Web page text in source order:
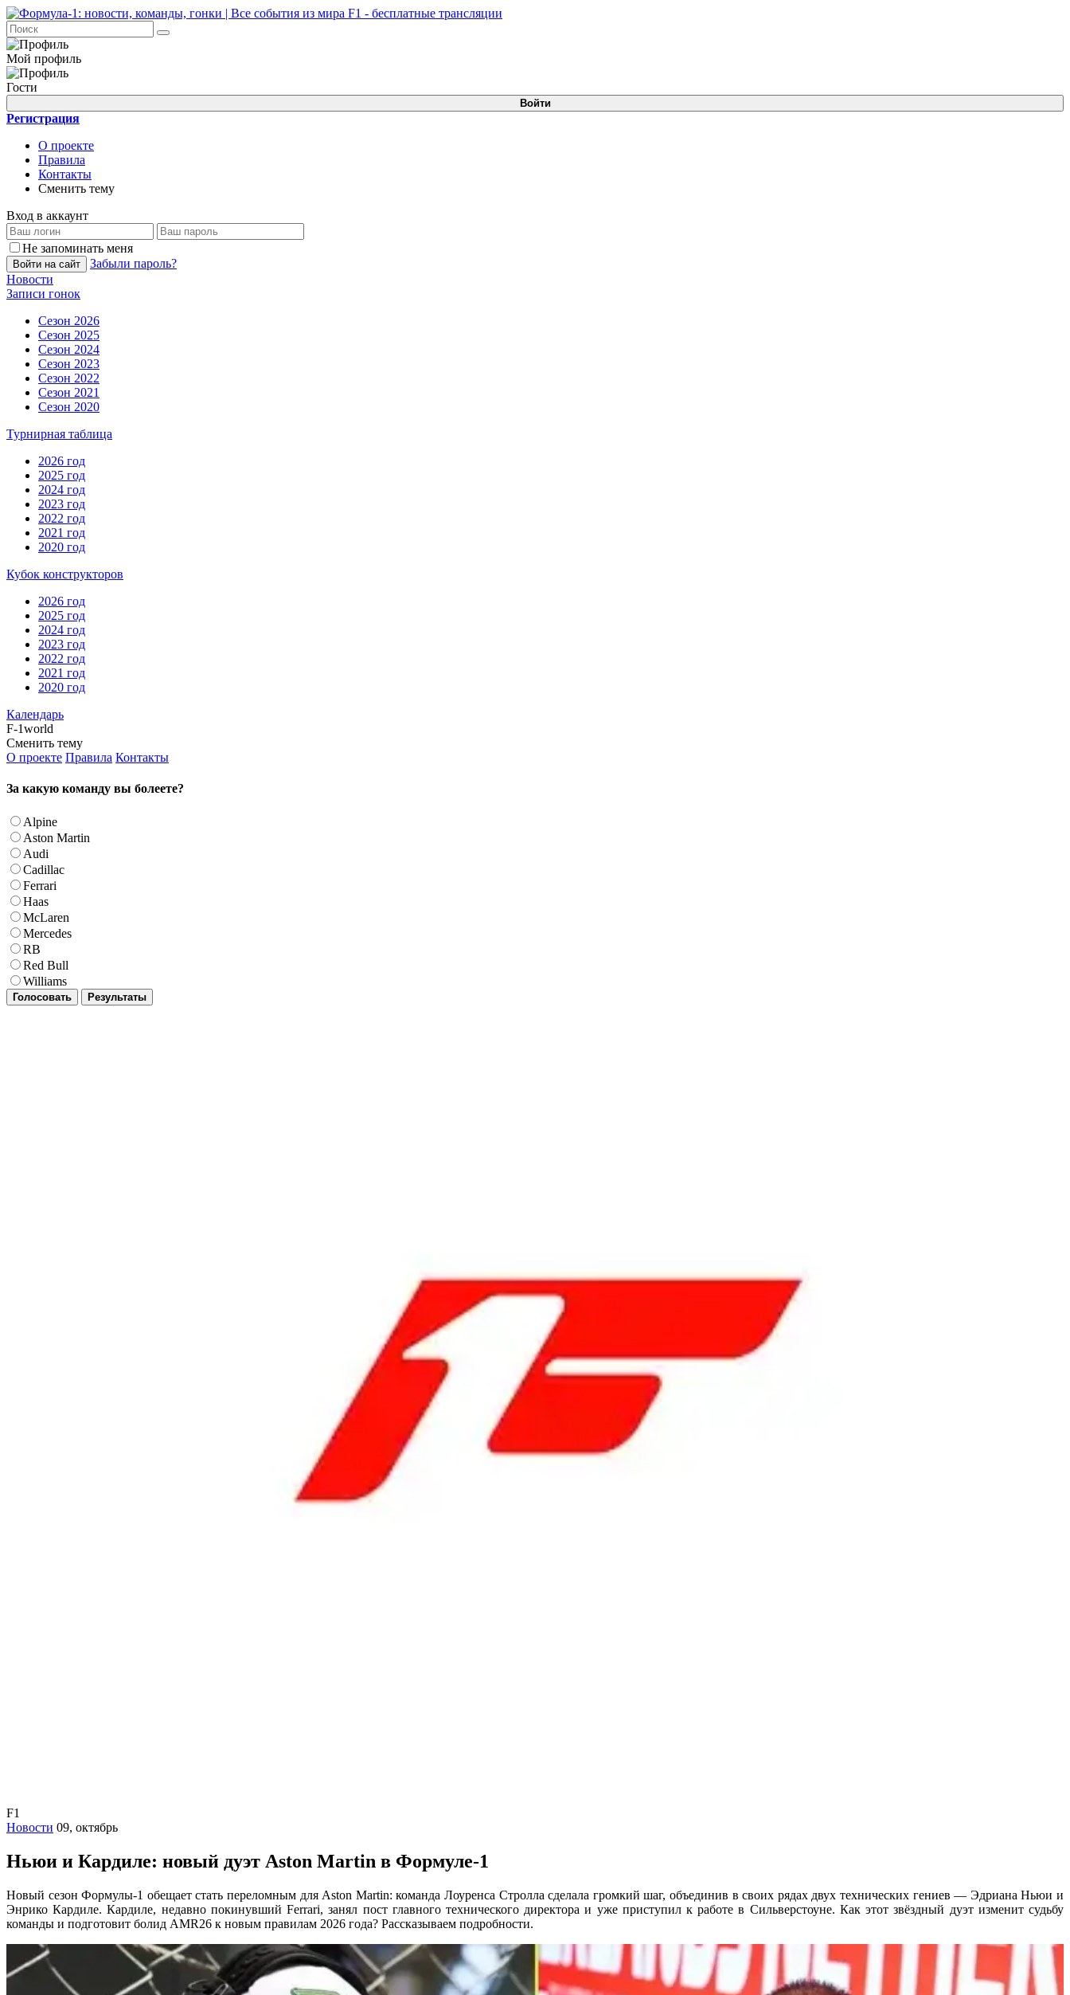
Мой профиль
Гости
Войти
Регистрация
О проекте
Правила
Контакты
Сменить тему
Вход в аккаунт
Не запоминать меня
Войти на сайт
Забыли пароль?
Новости
Записи гонок
Сезон 2026
Сезон 2025
Сезон 2024
Сезон 2023
Сезон 2022
Сезон 2021
Сезон 2020
Турнирная таблица
2026 год
2025 год
2024 год
2023 год
2022 год
2021 год
2020 год
Кубок конструкторов
2026 год
2025 год
2024 год
2023 год
2022 год
2021 год
2020 год
Календарь
F-1world
Сменить тему
О проекте Правила Контакты
За какую команду вы болеете?
Alpine
Aston Martin
Audi
Cadillac
Ferrari
Haas
McLaren
Mercedes
RB
Red Bull
Williams
Голосовать Результаты
F1
Новости 09, октябрь
Ньюи и Кардиле: новый дуэт Aston Martin в Формуле-1
Новый сезон Формулы-1 обещает стать переломным для Aston Martin: команда Лоуренса Стролла сделала громкий шаг, объединив в своих рядах двух технических гениев — Эдриана Ньюи и
Энрико Кардиле. Кардиле, недавно покинувший Ferrari, занял пост главного технического директора и уже приступил к работе в Сильверстоуне. Как этот звёздный дуэт изменит судьбу
команды и подготовит болид AMR26 к новым правилам 2026 года? Рассказываем подробности.